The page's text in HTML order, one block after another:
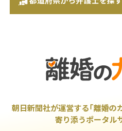
朝日新聞社が運営する｢離婚の
寄り添うポータル